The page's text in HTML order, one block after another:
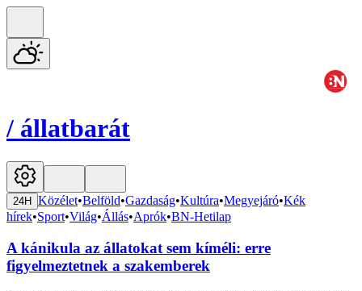
/ állatbarát
24H Közélet•Belföld•Gazdaság•Kultúra•Megyejáró•Kék
hírek•Sport•Világ•Állás•Aprók•BN-Hetilap
A kánikula az állatokat sem kíméli: erre
figyelmeztetnek a szakemberek